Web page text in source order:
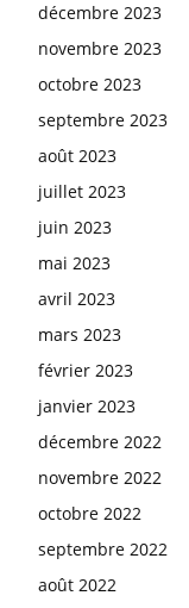
décembre 2023
novembre 2023
octobre 2023
septembre 2023
août 2023
juillet 2023
juin 2023
mai 2023
avril 2023
mars 2023
février 2023
janvier 2023
décembre 2022
novembre 2022
octobre 2022
septembre 2022
août 2022